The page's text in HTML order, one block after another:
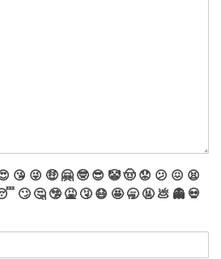
😘 😜 🤑 🤗 🤓 😎 🤡🤠 😟 😕 😖 😫
🙄 🤔 🤥 🤮 🤧 😷 🤩 🥱 🤬 💩 👻 💀